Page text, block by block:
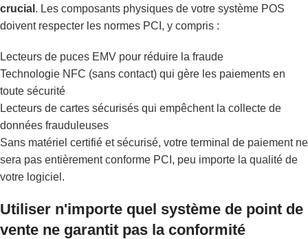
crucial . Les composants physiques de votre système POS
doivent respecter les normes PCI, y compris :
Lecteurs de puces EMV pour réduire la fraude
Technologie NFC (sans contact) qui gère les paiements en
toute sécurité
Lecteurs de cartes sécurisés qui empêchent la collecte de
données frauduleuses
Sans matériel certifié et sécurisé, votre terminal de paiement ne
sera pas entièrement conforme PCI, peu importe la qualité de
votre logiciel.
Utiliser n'importe quel système de point de
vente ne garantit pas la conformité